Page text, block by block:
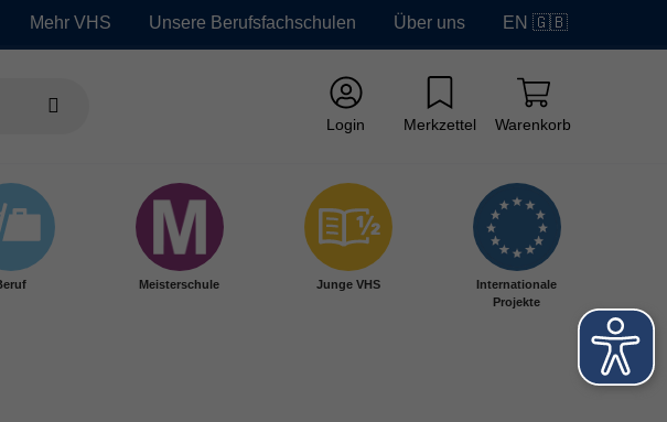
Mehr VHS Unsere Berufsfachschulen Über uns EN 🇬🇧
Login Merkzettel Warenkorb
Meisterschule Junge VHS
Internationale
Projekte